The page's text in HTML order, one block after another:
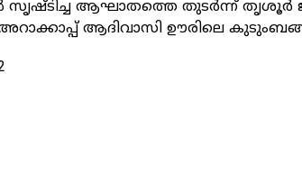
സൃഷ്ടിച്ച ആഘാതത്തെ തുടർന്ന് തൃശൂർ
അറാക്കാപ്പ് ആദിവാസി ഊരിലെ